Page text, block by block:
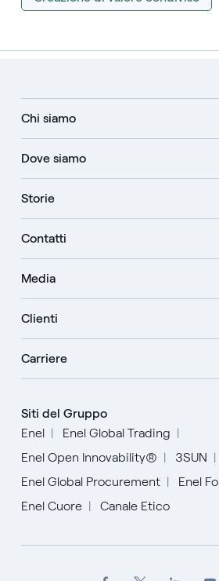
Chi siamo
Dove siamo
Storie
Contatti
Media
Clienti
Carriere
Siti del Gruppo
Enel
Enel Global Trading
Enel Open Innovability®
3SUN
Enel Global Procurement
Enel
Enel Cuore
Canale Etico